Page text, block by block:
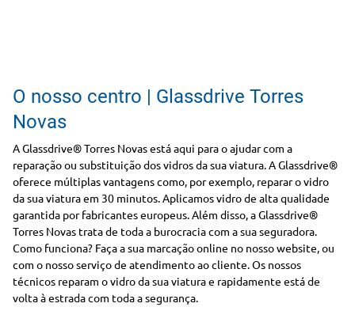
O nosso centro | Glassdrive Torres
Novas
A Glassdrive® Torres Novas está aqui para o ajudar com a
reparação ou substituição dos vidros da sua viatura. A Glassdrive®
oferece múltiplas vantagens como, por exemplo, reparar o vidro
da sua viatura em 30 minutos. Aplicamos vidro de alta qualidade
garantida por fabricantes europeus. Além disso, a Glassdrive®
Torres Novas trata de toda a burocracia com a sua seguradora.
Como funciona? Faça a sua marcação online no nosso website, ou
com o nosso serviço de atendimento ao cliente. Os nossos
técnicos reparam o vidro da sua viatura e rapidamente está de
volta à estrada com toda a segurança.